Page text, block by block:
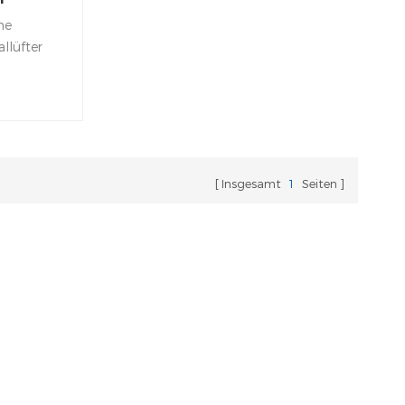
Insgesamt 1 Seiten